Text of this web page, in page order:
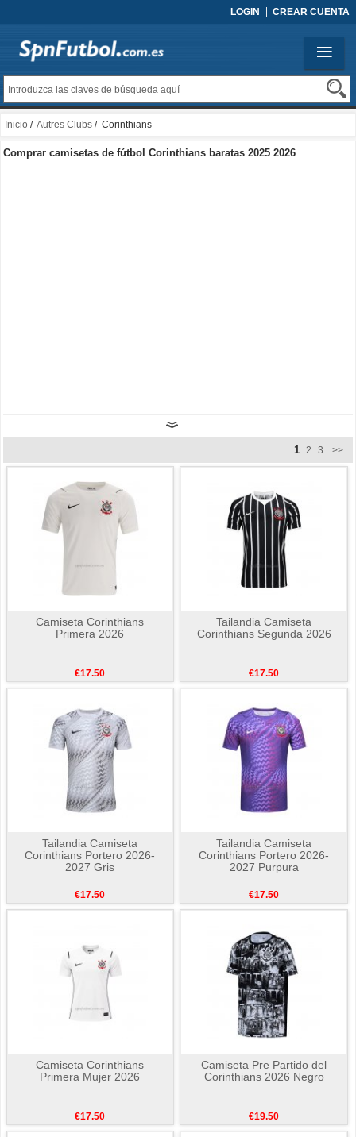
LOGIN CREAR CUENTA
Inicio / Autres Clubs / Corinthians
Comprar camisetas de fútbol Corinthians baratas 2025 2026
1 2 3 >>
Camiseta Corinthians
Primera 2026
€17.50
Tailandia Camiseta
Corinthians Segunda 2026
€17.50
Tailandia Camiseta
Corinthians Portero 2026-
2027 Gris
€17.50
Tailandia Camiseta
Corinthians Portero 2026-
2027 Purpura
€17.50
Camiseta Corinthians
Primera Mujer 2026
€17.50
Camiseta Pre Partido del
Corinthians 2026 Negro
€19.50